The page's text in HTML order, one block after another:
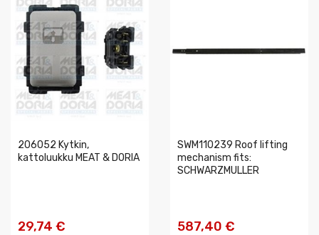
206052 Kytkin,
kattoluukku MEAT & DORIA
29,74 €
SWM110239 Roof lifting
mechanism fits:
SCHWARZMULLER
587,40 €